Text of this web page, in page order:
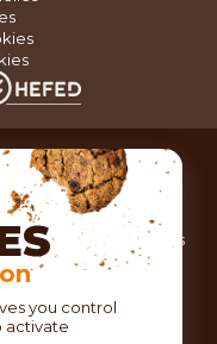
pour concocter de
grand chef ?
nous vous
issus des meilleures
de pâtisserie,
de cuisine,
au sein de nos 21
you control
activate